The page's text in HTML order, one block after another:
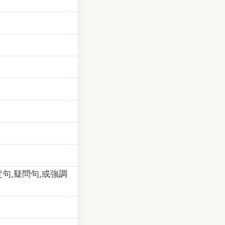
,疑問句,或強調